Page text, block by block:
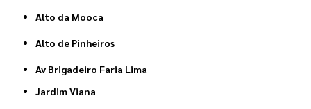
Alto da Mooca
Alto de Pinheiros
Av Brigadeiro Faria Lima
Jardim Viana